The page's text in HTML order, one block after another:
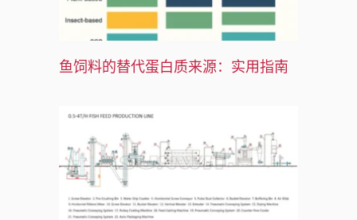
上
-
s
q
u
e
鱼饲料的替代蛋白质来源：实用指南